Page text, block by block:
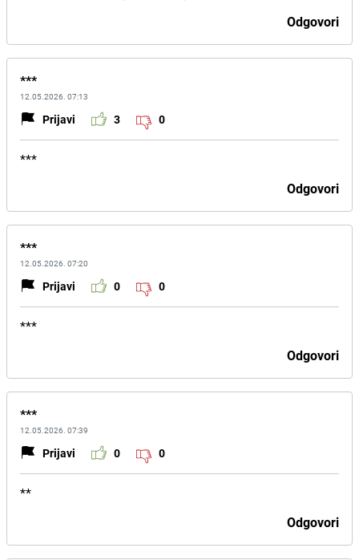
Odgovori
***
12.05.2026. 07:13
Prijavi 3 0
***
Odgovori
***
12.05.2026. 07:20
Prijavi 0 0
***
Odgovori
***
12.05.2026. 07:39
Prijavi 0 0
**
Odgovori